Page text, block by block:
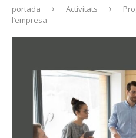
portada Activitats
l’empresa